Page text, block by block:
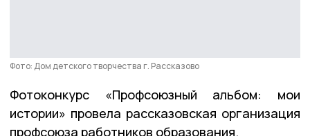
Фото: Дом детского творчества г. Рассказово
Фотоконкурс «Профсоюзный альбом: мои
истории» провела рассказовская организация
профсоюза работников образования.